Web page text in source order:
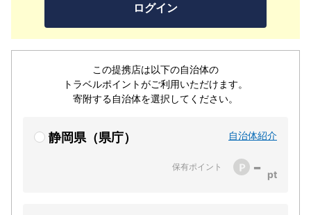
ログイン
この提携店は以下の自治体の
トラベルポイントがご利用いただけます。
寄附する自治体を選択してください。
静岡県（県庁） 自治体紹介
保有ポイント -